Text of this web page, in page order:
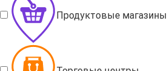
Продуктовые магазины